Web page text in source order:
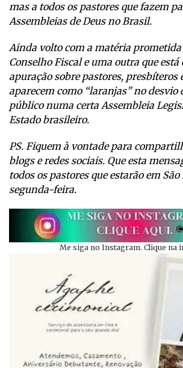
mas a todos os pastores que fazem
Assembleias de Deus no Brasil.
Ainda volto com a matéria prometida
Conselho Fiscal e uma outra que
apuração sobre pastores, presbíteros
aparecem como “laranjas” no desvio
público numa certa Assembleia
Estado brasileiro.
PS. Fiquem à vontade para
blogs e redes sociais. Que esta
todos os pastores que estarão em
segunda-feira.
Me siga no Instagram. Clique na